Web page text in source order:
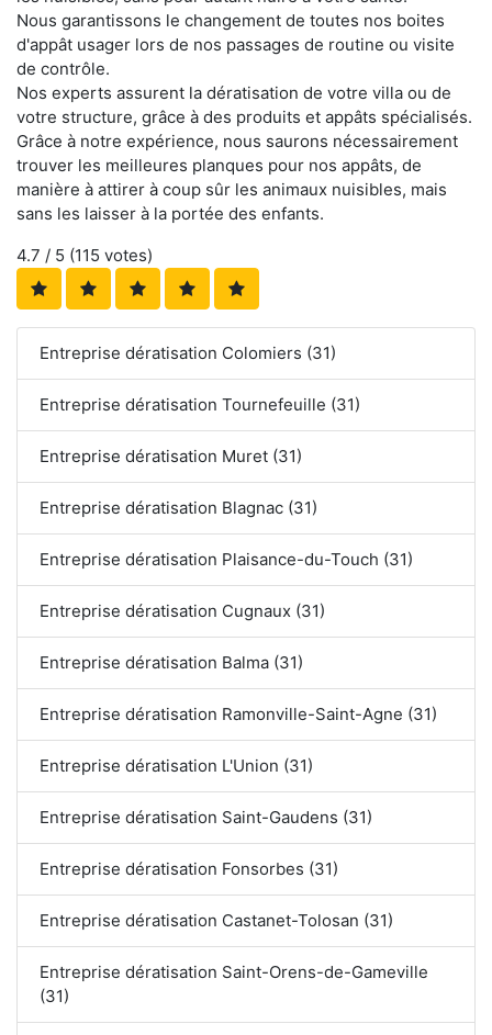
Nous garantissons le changement de toutes nos boites
d'appât usager lors de nos passages de routine ou visite
de contrôle.
Nos experts assurent la dératisation de votre villa ou de
votre structure, grâce à des produits et appâts spécialisés.
Grâce à notre expérience, nous saurons nécessairement
trouver les meilleures planques pour nos appâts, de
manière à attirer à coup sûr les animaux nuisibles, mais
sans les laisser à la portée des enfants.
4.7 / 5 (115 votes)
Entreprise dératisation Colomiers (31)
Entreprise dératisation Tournefeuille (31)
Entreprise dératisation Muret (31)
Entreprise dératisation Blagnac (31)
Entreprise dératisation Plaisance-du-Touch (31)
Entreprise dératisation Cugnaux (31)
Entreprise dératisation Balma (31)
Entreprise dératisation Ramonville-Saint-Agne (31)
Entreprise dératisation L'Union (31)
Entreprise dératisation Saint-Gaudens (31)
Entreprise dératisation Fonsorbes (31)
Entreprise dératisation Castanet-Tolosan (31)
Entreprise dératisation Saint-Orens-de-Gameville
(31)